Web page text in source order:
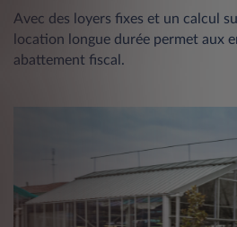
Avec des loyers fixes et un calcul
location longue durée permet aux
abattement fiscal.